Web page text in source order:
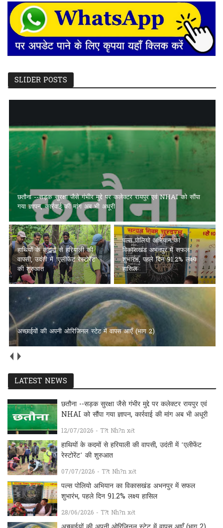
SLIDER POSTS
छतौना --सड़क सुरक्षा जैसे गंभीर मुद्दे पर कलेक्टर रायपुर एवं NHAI को सौंपा
गया ज्ञापन, कार्रवाई की मांग अब भी अधूरी
हाथियों के कदमों से हरियाली की
वापसी, उदंती में ‘एलीफेंट रेस्टोरेंट’
की शुरुआत
पल्स पोलियो अभियान का
विकासखंड अभनपुर में सफल
शुभारंभ, पहले दिन 91.2% लक्ष्य
हासिल
अच्छाईयों की अपनी ओरिजिनल स्टेट में वापस आएँ (भाग 2)
LATEST NEWS
छतौना --सड़क सुरक्षा जैसे गंभीर मुद्दे पर कलेक्टर रायपुर एवं
NHAI को सौंपा गया ज्ञापन, कार्रवाई की मांग अब भी अधूरी
12/07/2026 - T?t Nh?n xét
हाथियों के कदमों से हरियाली की वापसी, उदंती में ‘एलीफेंट
रेस्टोरेंट’ की शुरुआत
07/07/2026 - T?t Nh?n xét
पल्स पोलियो अभियान का विकासखंड अभनपुर में सफल
शुभारंभ, पहले दिन 91.2% लक्ष्य हासिल
28/06/2026 - T?t Nh?n xét